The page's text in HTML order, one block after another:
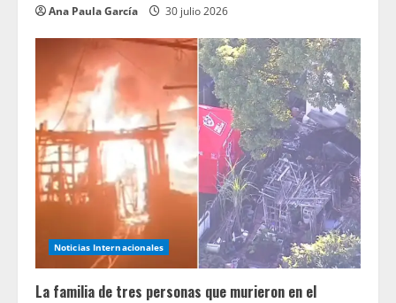
Ana Paula García 30 julio 2026
Noticias Internacionales
La familia de tres personas que murieron en el